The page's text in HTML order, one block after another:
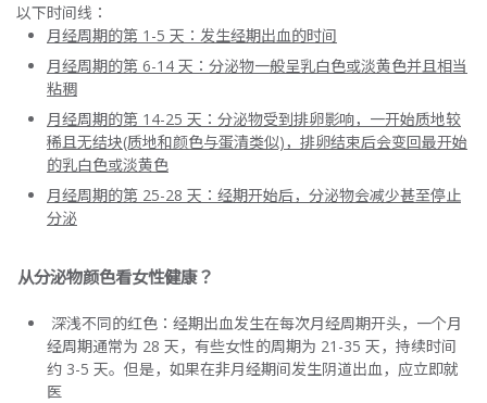
以下时间线：
月经周期的第 1-5 天：发生经期出血的时间
月经周期的第 6-14 天：分泌物一般呈乳白色或淡黄色并且相当
粘稠
月经周期的第 14-25 天：分泌物受到排卵影响，一开始质地较
稀且无结块(质地和颜色与蛋清类似)，排卵结束后会变回最开始
的乳白色或淡黄色
月经周期的第 25-28 天：经期开始后，分泌物会减少甚至停止
分泌
从分泌物颜色看女性健康？
深浅不同的红色：经期出血发生在每次月经周期开头，一个月
经周期通常为 28 天，有些女性的周期为 21-35 天，持续时间
约 3-5 天。但是，如果在非月经期间发生阴道出血，应立即就
医